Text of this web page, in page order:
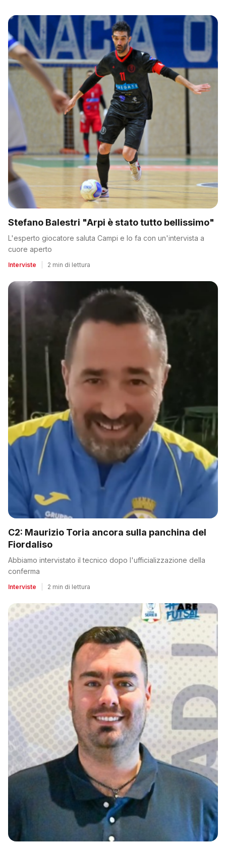
Stefano Balestri "Arpi è stato tutto bellissimo"
L'esperto giocatore saluta Campi e lo fa con un'intervista a
cuore aperto
Interviste 2 min di lettura
C2: Maurizio Toria ancora sulla panchina del
Fiordaliso
Abbiamo intervistato il tecnico dopo l'ufficializzazione della
conferma
Interviste 2 min di lettura